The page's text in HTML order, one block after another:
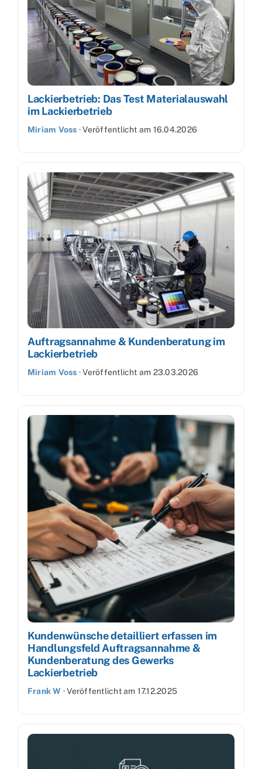
Lackierbetrieb: Das Test Materialauswahl
im Lackierbetrieb
Miriam Voss ·Veröffentlicht am 16.04.2026
Auftragsannahme & Kundenberatung im
Lackierbetrieb
Miriam Voss ·Veröffentlicht am 23.03.2026
Kundenwünsche detailliert erfassen im
Handlungsfeld Auftragsannahme &
Kundenberatung des Gewerks
Lackierbetrieb
Frank W ·Veröffentlicht am 17.12.2025